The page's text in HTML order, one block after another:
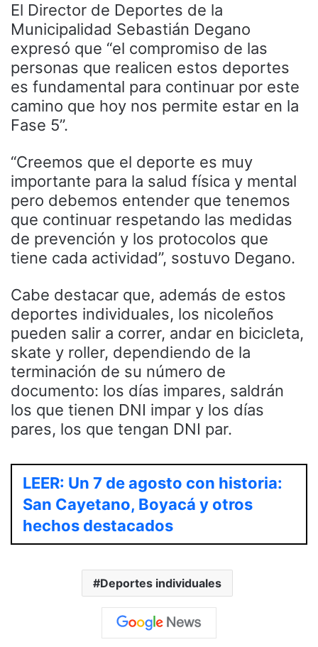
El Director de Deportes de la
Municipalidad Sebastián Degano
expresó que “el compromiso de las
personas que realicen estos deportes
es fundamental para continuar por este
camino que hoy nos permite estar en la
Fase 5”.
“Creemos que el deporte es muy
importante para la salud física y mental
pero debemos entender que tenemos
que continuar respetando las medidas
de prevención y los protocolos que
tiene cada actividad”, sostuvo Degano.
Cabe destacar que, además de estos
deportes individuales, los nicoleños
pueden salir a correr, andar en bicicleta,
skate y roller, dependiendo de la
terminación de su número de
documento: los días impares, saldrán
los que tienen DNI impar y los días
pares, los que tengan DNI par.
LEER: Un 7 de agosto con historia:
San Cayetano, Boyacá y otros
hechos destacados
Deportes individuales